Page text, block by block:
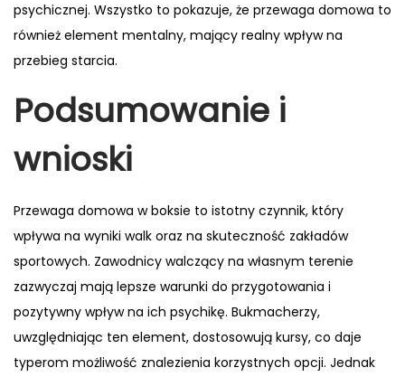
psychicznej. Wszystko to pokazuje, że przewaga domowa to
również element mentalny, mający realny wpływ na
przebieg starcia.
Podsumowanie i
wnioski
Przewaga domowa w boksie to istotny czynnik, który
wpływa na wyniki walk oraz na skuteczność zakładów
sportowych. Zawodnicy walczący na własnym terenie
zazwyczaj mają lepsze warunki do przygotowania i
pozytywny wpływ na ich psychikę. Bukmacherzy,
uwzględniając ten element, dostosowują kursy, co daje
typerom możliwość znalezienia korzystnych opcji. Jednak